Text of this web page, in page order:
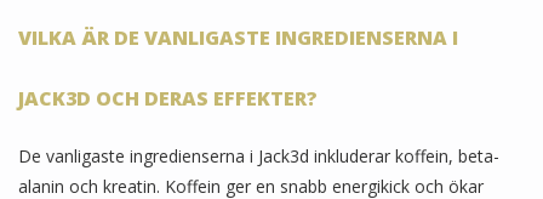
VILKA ÄR DE VANLIGASTE INGREDIENSERNA I
JACK3D OCH DERAS EFFEKTER?
De vanligaste ingredienserna i Jack3d inkluderar koffein, beta-
alanin och kreatin. Koffein ger en snabb energikick och ökar